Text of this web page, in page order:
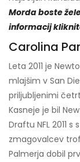
Morda boste
informacij
Carolina
Leta 2011 je
mlajšim v San
priljubljenimi
Kasneje je bil
Draftu NFL 2011
zmagovalcev
Palmerja dobil